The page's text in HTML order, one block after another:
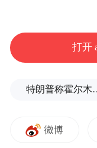
临一万元以上
时代已然落幕
行业更关心的
打开
特朗普称霍尔木